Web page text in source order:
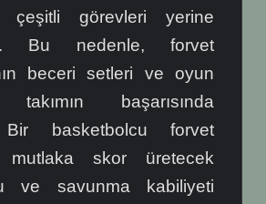
çeşitli görevleri yerine
Bu nedenle, forvet
beceri setleri ve oyun
takımın başarısında
Bir basketbolcu forvet
mutlaka skor üretecek
ve savunma kabiliyeti